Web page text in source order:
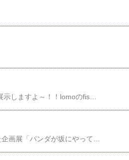
昔に魚眼レンズのトイカメラで撮った写真たちこちらもたくさん展示しますよ～！！lomoのfisheyeで撮影しました最近このカメラ使ってないからまたこれで撮影したいな～♪個展まであと３日！！個展【パンダのたまご展】・作品展示・グッズ販売・ショートムービーの上映など 2012年11月16日(金)～18日(日) 11：00～19：00（最終日は17：00まで） ムーブ21(守口市生涯学習情報センター) 1階ギャラリー 〒570-0003 大阪府守口市大日町2丁目14-1006-6905-3921